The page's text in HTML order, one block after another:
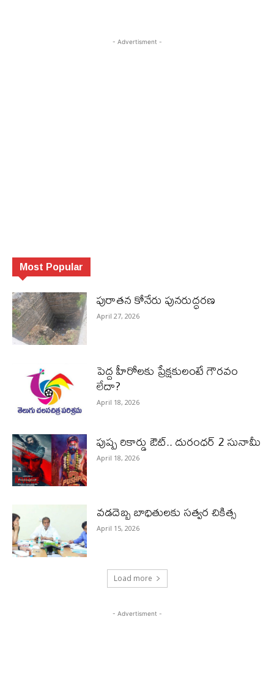
- Advertisment -
Most Popular
పురాత‌న కోనేరు పున‌రుద్ధ‌ర‌ణ
April 27, 2026
పెద్ద హీరోల‌కు ప్రేక్ష‌కులంటే గౌర‌వం
లేదా?
April 18, 2026
పుష్ప రికార్డు ఔట్‌.. దురంధ‌ర్ 2 సునామీ
April 18, 2026
వడదెబ్బ బాధితులకు సత్వర చికిత్స
April 15, 2026
Load more
- Advertisment -